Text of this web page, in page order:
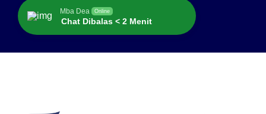
Mba Dea Online
Chat Dibalas < 2 Menit